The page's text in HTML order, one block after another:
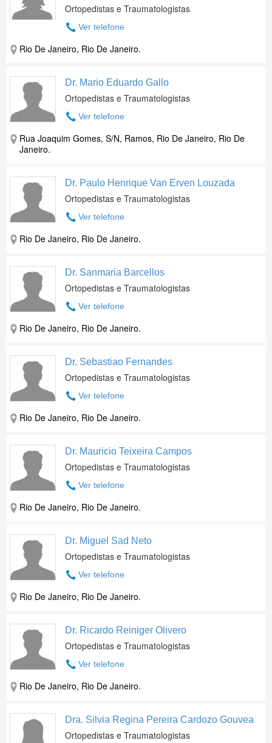
Ortopedistas e Traumatologistas
Ver telefone
Rio De Janeiro, Rio De Janeiro.
Dr. Mario Eduardo Gallo
Ortopedistas e Traumatologistas
Ver telefone
Rua Joaquim Gomes, S/N, Ramos, Rio De Janeiro, Rio De
Janeiro.
Dr. Paulo Henrique Van Erven Louzada
Ortopedistas e Traumatologistas
Ver telefone
Rio De Janeiro, Rio De Janeiro.
Dr. Sanmaria Barcellos
Ortopedistas e Traumatologistas
Ver telefone
Rio De Janeiro, Rio De Janeiro.
Dr. Sebastiao Fernandes
Ortopedistas e Traumatologistas
Ver telefone
Rio De Janeiro, Rio De Janeiro.
Dr. Mauricio Teixeira Campos
Ortopedistas e Traumatologistas
Ver telefone
Rio De Janeiro, Rio De Janeiro.
Dr. Miguel Sad Neto
Ortopedistas e Traumatologistas
Ver telefone
Rio De Janeiro, Rio De Janeiro.
Dr. Ricardo Reiniger Olivero
Ortopedistas e Traumatologistas
Ver telefone
Rio De Janeiro, Rio De Janeiro.
Dra. Silvia Regina Pereira Cardozo Gouvea
Ortopedistas e Traumatologistas